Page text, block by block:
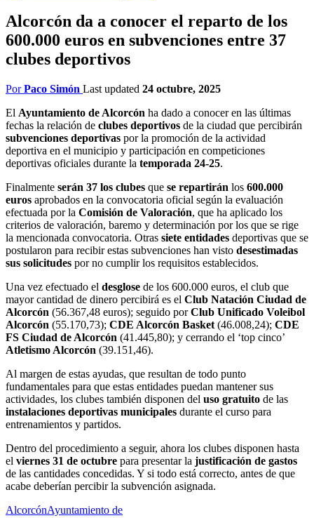
Alcorcón da a conocer el reparto de los
600.000 euros en subvenciones entre 37
clubes deportivos
PorPaco Simón Last updated 24 octubre, 2025
El Ayuntamiento de Alcorcón ha dado a conocer en las últimas
fechas la relación de clubes deportivos de la ciudad que percibirán
subvenciones deportivas por la promoción de la actividad
deportiva en el municipio y participación en competiciones
deportivas oficiales durante la temporada 24-25.
Finalmente serán 37 los clubes que se repartirán los 600.000
euros aprobados en la convocatoria oficial según la evaluación
efectuada por la Comisión de Valoración, que ha aplicado los
criterios de valoración, baremo y determinación por los que se rige
la mencionada convocatoria. Otras siete entidades deportivas que se
postularon para recibir estas subvenciones han visto desestimadas
sus solicitudes por no cumplir los requisitos establecidos.
Una vez efectuado el desglose de los 600.000 euros, el club que
mayor cantidad de dinero percibirá es el Club Natación Ciudad de
Alcorcón (56.367,48 euros); seguido porClub Unificado Voleibol
Alcorcón (55.170,73); CDE Alcorcón Basket (46.008,24); CDE
FS Ciudad de Alcorcón (41.445,80); y cerrando el ‘top cinco’
Atletismo Alcorcón (39.151,46).
Al margen de estas ayudas, que resultan de todo punto
fundamentales para que estas entidades puedan mantener sus
actividades, los clubes también disponen del uso gratuito de las
instalaciones deportivas municipales durante el curso para
entrenamientos y partidos.
Dentro del procedimiento a seguir, ahora los clubes disponen hasta
el viernes 31 de octubre para presentar la justificación de gastos
de las cantidades concedidas. Y si todo está correcto, antes de que
acabe deberían percibir la subvención asignada.
AlcorcónAyuntamiento de